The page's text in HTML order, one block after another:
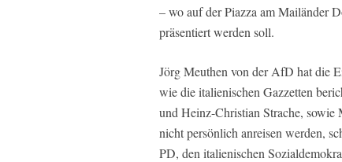
– wo auf der Piazza am Mailänder
präsentiert werden soll.
Jörg Meuthen von der AfD hat die
wie die italienischen Gazzetten
und Heinz-Christian Strache,
nicht persönlich anreisen werden,
PD, den italienischen